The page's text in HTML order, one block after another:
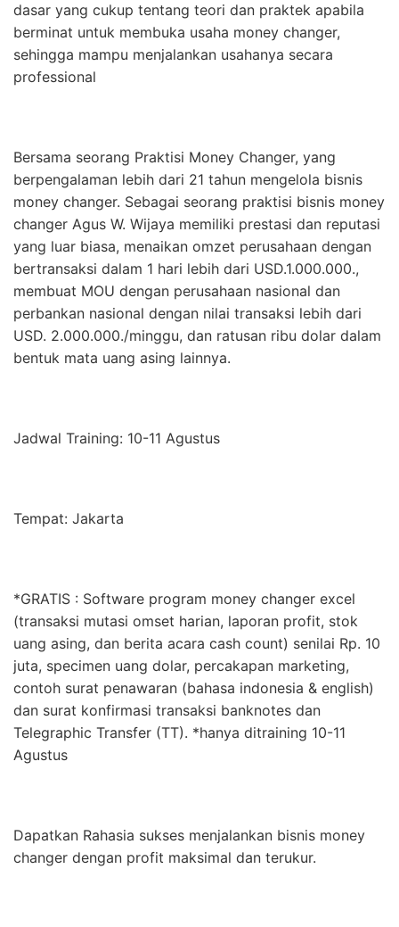
dasar yang cukup tentang teori dan praktek apabila
berminat untuk membuka usaha money changer,
sehingga mampu menjalankan usahanya secara
professional
Bersama seorang Praktisi Money Changer, yang
berpengalaman lebih dari 21 tahun mengelola bisnis
money changer. Sebagai seorang praktisi bisnis money
changer Agus W. Wijaya memiliki prestasi dan reputasi
yang luar biasa, menaikan omzet perusahaan dengan
bertransaksi dalam 1 hari lebih dari USD.1.000.000.,
membuat MOU dengan perusahaan nasional dan
perbankan nasional dengan nilai transaksi lebih dari
USD. 2.000.000./minggu, dan ratusan ribu dolar dalam
bentuk mata uang asing lainnya.
Jadwal Training: 10-11 Agustus
Tempat: Jakarta
*GRATIS : Software program money changer excel
(transaksi mutasi omset harian, laporan profit, stok
uang asing, dan berita acara cash count) senilai Rp. 10
juta, specimen uang dolar, percakapan marketing,
contoh surat penawaran (bahasa indonesia & english)
dan surat konfirmasi transaksi banknotes dan
Telegraphic Transfer (TT). *hanya ditraining 10-11
Agustus
Dapatkan Rahasia sukses menjalankan bisnis money
changer dengan profit maksimal dan terukur.